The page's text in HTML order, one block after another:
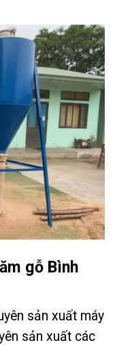
gỗ Bình
sản xuất máy
sản xuất các